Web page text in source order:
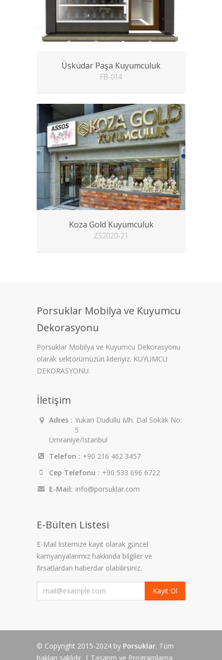
Üsküdar Paşa Kuyumculuk
FB-014
Koza Gold Kuyumculuk
ZS2020-21
Porsuklar Mobilya ve Kuyumcu
Dekorasyonu
Porsuklar Mobilya ve Kuyumcu Dekorasyonu
olarak sektörümüzün lideriyiz. KUYUMCU
DEKORASYONU.
İletişim
Adres : Yukarı Dudullu Mh. Dal Sokak No:
5
Ümraniye/İstanbul
Telefon : +90 216 462 3457
Cep Telefonu : +90 533 696 6722
E-Mail: info@porsuklar.com
E-Bülten Listesi
E-Mail listemize kayıt olarak güncel
kamyanyalarımız hakkında bilgiler ve
fırsatlardan haberdar olabilirsiniz.
Kayıt Ol
© Copyright 2015-2024 by Porsuklar. Tüm
hakları saklıdır. | Tasarım ve Programlama